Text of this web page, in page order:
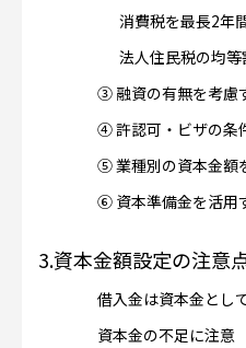
消費税を最長2年
法人住民税の均
③ 融資の有無を考慮
④ 許認可・ビザの条
⑤ 業種別の資本金
⑥ 資本準備金を活用
3.資本金額設定の注
借入金は資本金とし
資本金の不足に注意